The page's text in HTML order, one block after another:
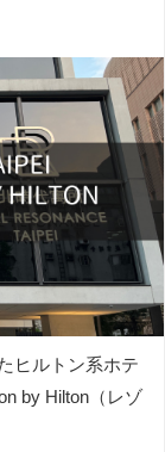
ヒルトン系ホテ
by Hilton（レゾ